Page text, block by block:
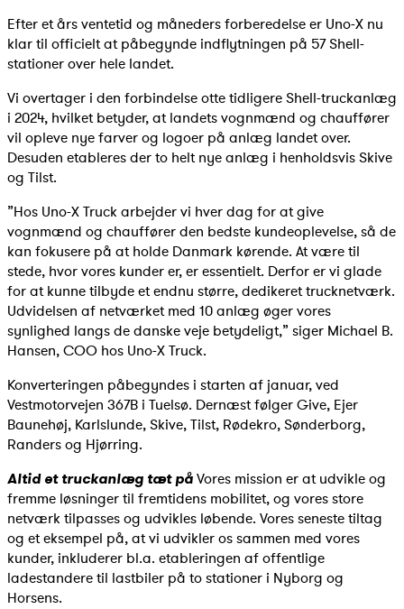
Efter et års ventetid og måneders forberedelse er Uno-X nu
klar til officielt at påbegynde indflytningen på 57 Shell-
stationer over hele landet.
Vi overtager i den forbindelse otte tidligere Shell-truckanlæg
i 2024, hvilket betyder, at landets vognmænd og chauffører
vil opleve nye farver og logoer på anlæg landet over.
Desuden etableres der to helt nye anlæg i henholdsvis Skive
og Tilst.
”Hos Uno-X Truck arbejder vi hver dag for at give
vognmænd og chauffører den bedste kundeoplevelse, så de
kan fokusere på at holde Danmark kørende. At være til
stede, hvor vores kunder er, er essentielt. Derfor er vi glade
for at kunne tilbyde et endnu større, dedikeret trucknetværk.
Udvidelsen af netværket med 10 anlæg øger vores
synlighed langs de danske veje betydeligt,” siger Michael B.
Hansen, COO hos Uno-X Truck.
Konverteringen påbegyndes i starten af januar, ved
Vestmotorvejen 367B i Tuelsø. Dernæst følger Give, Ejer
Baunehøj, Karlslunde, Skive, Tilst, Rødekro, Sønderborg,
Randers og Hjørring.
Altid et truckanlæg tæt påVores mission er at udvikle og
fremme løsninger til fremtidens mobilitet, og vores store
netværk tilpasses og udvikles løbende. Vores seneste tiltag
og et eksempel på, at vi udvikler os sammen med vores
kunder, inkluderer bl.a. etableringen af offentlige
ladestandere til lastbiler på to stationer i Nyborg og
Horsens.